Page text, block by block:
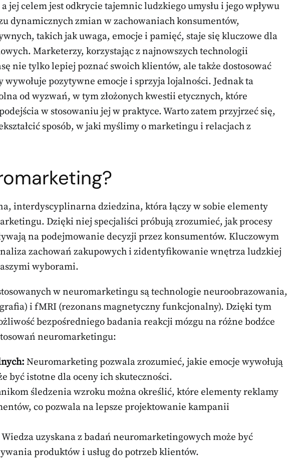
celem jest odkrycie tajemnic ludzkiego umysłu i jego wpływu
dynamicznych zmian w zachowaniach konsumentów,
takich jak uwaga, emocje i pamięć, staje się kluczowe dla
Marketerzy, korzystając z najnowszych technologii
nie tylko lepiej poznać swoich klientów, ale także dostosować
wywołuje pozytywne emocje i sprzyja lojalności. Jednak ta
od wyzwań, w tym złożonych kwestii etycznych, które
w stosowaniu jej w praktyce. Warto zatem przyjrzeć się,
sposób, w jaki myślimy o marketingu i relacjach z
interdyscyplinarna dziedzina, która łączy w sobie elementy
Dzięki niej specjaliści próbują zrozumieć, jak procesy
na podejmowanie decyzji przez konsumentów. Kluczowym
zachowań zakupowych i zidentyfikowanie wnętrza ludzkiej
wyborami.
w neuromarketingu są technologie neuroobrazowania,
i fMRI (rezonans magnetyczny funkcjonalny). Dzięki tym
bezpośredniego badania reakcji mózgu na różne bodźce
neuromarketingu:
Neuromarketing pozwala zrozumieć, jakie emocje wywołują
być istotne dla oceny ich skuteczności.
śledzenia wzroku można określić, które elementy reklamy
co pozwala na lepsze projektowanie kampanii
Wiedza uzyskana z badań neuromarketingowych może być
produktów i usług do potrzeb klientów.